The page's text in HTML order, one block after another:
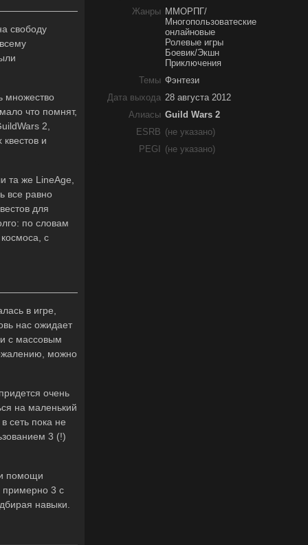
свободу
множество
что помнят,
2,
и
та же LineAge,
все равно
для
по словам
с
в игре,
нас ожидает
с массовым
можно
очень
на маленький
сеть пока не
3 (!)
помощи
примерно 3 с
навыки.
Жанры ММОРПГ/
Многопользоватеские
онлайновые
Ролевые игры
Боевик/Экшн
Приключения
Темы Фэнтези
Дата выхода 28 августа 2012
Алиасы Guild Wars 2
ESRB (не указано)
PEGI
(не указано)